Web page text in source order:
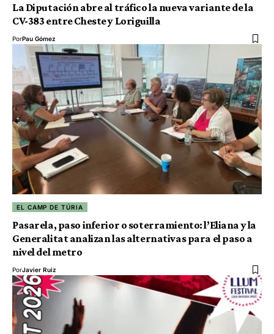
La Diputación abre al tráfico la nueva variante de la
CV-383 entre Cheste y Loriguilla
PorPau Gómez
EL CAMP DE TÚRIA
Pasarela, paso inferior o soterramiento: l’Eliana y la
Generalitat analizan las alternativas para el paso a
nivel del metro
PorJavier Ruiz